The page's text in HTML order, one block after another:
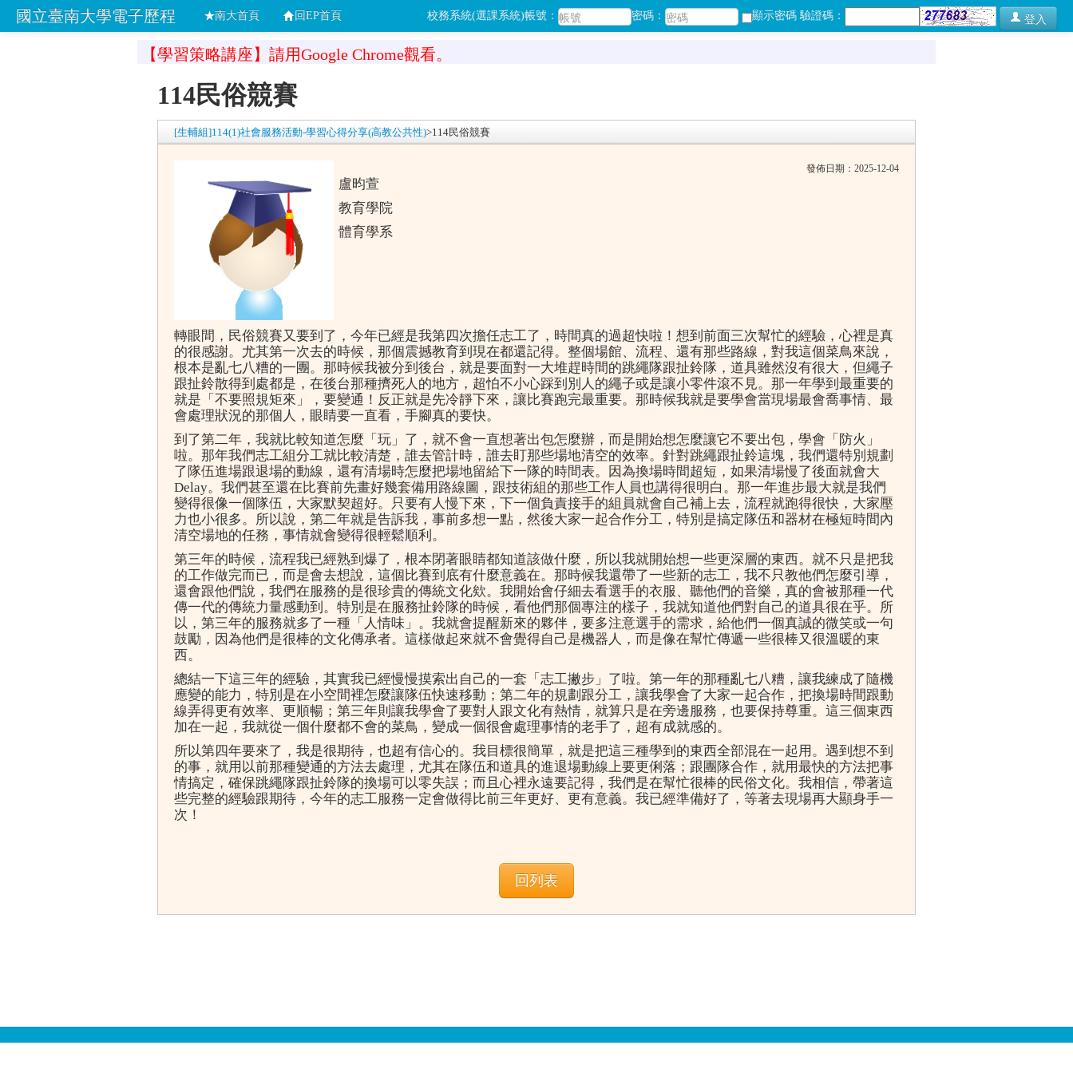
國立臺南大學電子歷程 校務系統(選課系統)帳號： 密碼： 顯示密碼 驗證碼： 登入
南大首頁 回EP首頁
【學習策略講座】請用Google Chrome觀看。
114民俗競賽
[生輔組]114(1)社會服務活動-學習心得分享(高教公共性)>114民俗競賽
發佈日期：2025-12-04
盧昀萱
教育學院
體育學系
轉眼間，民俗競賽又要到了，今年已經是我第四次擔任志工了，時間真的過超快啦！想到前面三次幫忙的經驗，心裡是真
的很感謝。尤其第一次去的時候，那個震撼教育到現在都還記得。整個場館、流程、還有那些路線，對我這個菜鳥來說，
根本是亂七八糟的一團。那時候我被分到後台，就是要面對一大堆趕時間的跳繩隊跟扯鈴隊，道具雖然沒有很大，但繩子
跟扯鈴散得到處都是，在後台那種擠死人的地方，超怕不小心踩到別人的繩子或是讓小零件滾不見。那一年學到最重要的
就是「不要照規矩來」，要變通！反正就是先冷靜下來，讓比賽跑完最重要。那時候我就是要學會當現場最會喬事情、最
會處理狀況的那個人，眼睛要一直看，手腳真的要快。
到了第二年，我就比較知道怎麼「玩」了，就不會一直想著出包怎麼辦，而是開始想怎麼讓它不要出包，學會「防火」
啦。那年我們志工組分工就比較清楚，誰去管計時，誰去盯那些場地清空的效率。針對跳繩跟扯鈴這塊，我們還特別規劃
了隊伍進場跟退場的動線，還有清場時怎麼把場地留給下一隊的時間表。因為換場時間超短，如果清場慢了後面就會大
Delay。我們甚至還在比賽前先畫好幾套備用路線圖，跟技術組的那些工作人員也講得很明白。那一年進步最大就是我們
變得很像一個隊伍，大家默契超好。只要有人慢下來，下一個負責接手的組員就會自己補上去，流程就跑得很快，大家壓
力也小很多。所以說，第二年就是告訴我，事前多想一點，然後大家一起合作分工，特別是搞定隊伍和器材在極短時間內
清空場地的任務，事情就會變得很輕鬆順利。
第三年的時候，流程我已經熟到爆了，根本閉著眼睛都知道該做什麼，所以我就開始想一些更深層的東西。就不只是把我
的工作做完而已，而是會去想說，這個比賽到底有什麼意義在。那時候我還帶了一些新的志工，我不只教他們怎麼引導，
還會跟他們說，我們在服務的是很珍貴的傳統文化欸。我開始會仔細去看選手的衣服、聽他們的音樂，真的會被那種一代
傳一代的傳統力量感動到。特別是在服務扯鈴隊的時候，看他們那個專注的樣子，我就知道他們對自己的道具很在乎。所
以，第三年的服務就多了一種「人情味」。我就會提醒新來的夥伴，要多注意選手的需求，給他們一個真誠的微笑或一句
鼓勵，因為他們是很棒的文化傳承者。這樣做起來就不會覺得自己是機器人，而是像在幫忙傳遞一些很棒又很溫暖的東
西。
總結一下這三年的經驗，其實我已經慢慢摸索出自己的一套「志工撇步」了啦。第一年的那種亂七八糟，讓我練成了隨機
應變的能力，特別是在小空間裡怎麼讓隊伍快速移動；第二年的規劃跟分工，讓我學會了大家一起合作，把換場時間跟動
線弄得更有效率、更順暢；第三年則讓我學會了要對人跟文化有熱情，就算只是在旁邊服務，也要保持尊重。這三個東西
加在一起，我就從一個什麼都不會的菜鳥，變成一個很會處理事情的老手了，超有成就感的。
所以第四年要來了，我是很期待，也超有信心的。我目標很簡單，就是把這三種學到的東西全部混在一起用。遇到想不到
的事，就用以前那種變通的方法去處理，尤其在隊伍和道具的進退場動線上要更俐落；跟團隊合作，就用最快的方法把事
情搞定，確保跳繩隊跟扯鈴隊的換場可以零失誤；而且心裡永遠要記得，我們是在幫忙很棒的民俗文化。我相信，帶著這
些完整的經驗跟期待，今年的志工服務一定會做得比前三年更好、更有意義。我已經準備好了，等著去現場再大顯身手一
次！
回列表